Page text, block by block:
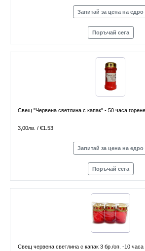
Запитай за цена на едро
Поръчай сега
Свещ "Червена светлина с капак" - 50 часа горене
3,00лв. / €1.53
Запитай за цена на едро
Поръчай сега
Свещ червена светлина с капак 3 бр./оп. -10 часа